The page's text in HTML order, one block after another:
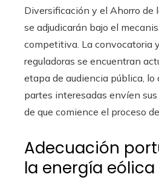
Diversificación y el Ahorro de
se adjudicarán bajo el
competitiva. La convocatoria
reguladoras se encuentran
etapa de audiencia pública, lo
partes interesadas envíen
de que comience el proceso
Adecuación
la energía